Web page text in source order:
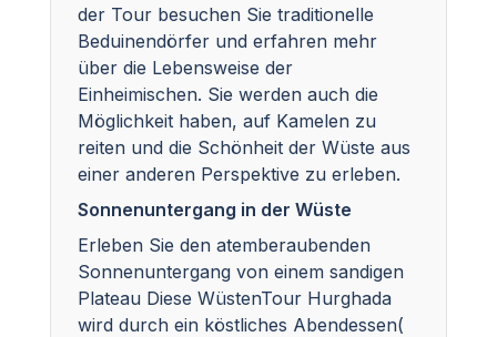
der Tour besuchen Sie traditionelle
Beduinendörfer und erfahren mehr
über die Lebensweise der
Einheimischen. Sie werden auch die
Möglichkeit haben, auf Kamelen zu
reiten und die Schönheit der Wüste aus
einer anderen Perspektive zu erleben.
Sonnenuntergang in der Wüste
Erleben Sie den atemberaubenden
Sonnenuntergang von einem sandigen
Plateau Diese WüstenTour Hurghada
wird durch ein köstliches Abendessen(